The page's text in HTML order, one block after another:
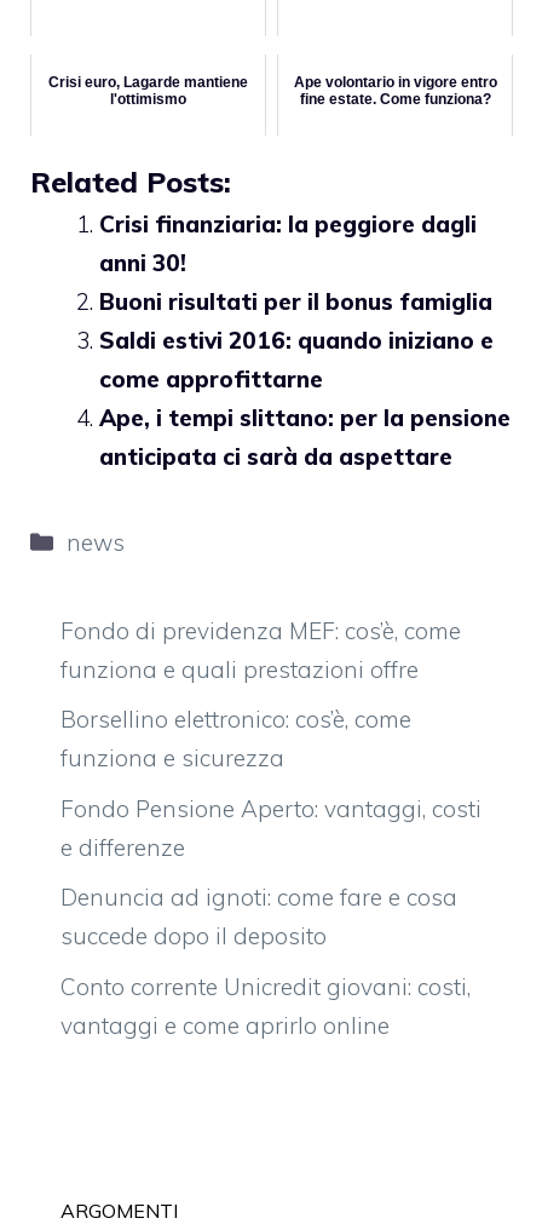
Crisi euro, Lagarde mantiene
l'ottimismo
Ape volontario in vigore entro
fine estate. Come funziona?
Related Posts:
Crisi finanziaria: la peggiore dagli
anni 30!
Buoni risultati per il bonus famiglia
Saldi estivi 2016: quando iniziano e
come approfittarne
Ape, i tempi slittano: per la pensione
anticipata ci sarà da aspettare
Categorie
news
Fondo di previdenza MEF: cos’è, come
funziona e quali prestazioni offre
Borsellino elettronico: cos’è, come
funziona e sicurezza
Fondo Pensione Aperto: vantaggi, costi
e differenze
Denuncia ad ignoti: come fare e cosa
succede dopo il deposito
Conto corrente Unicredit giovani: costi,
vantaggi e come aprirlo online
ARGOMENTI